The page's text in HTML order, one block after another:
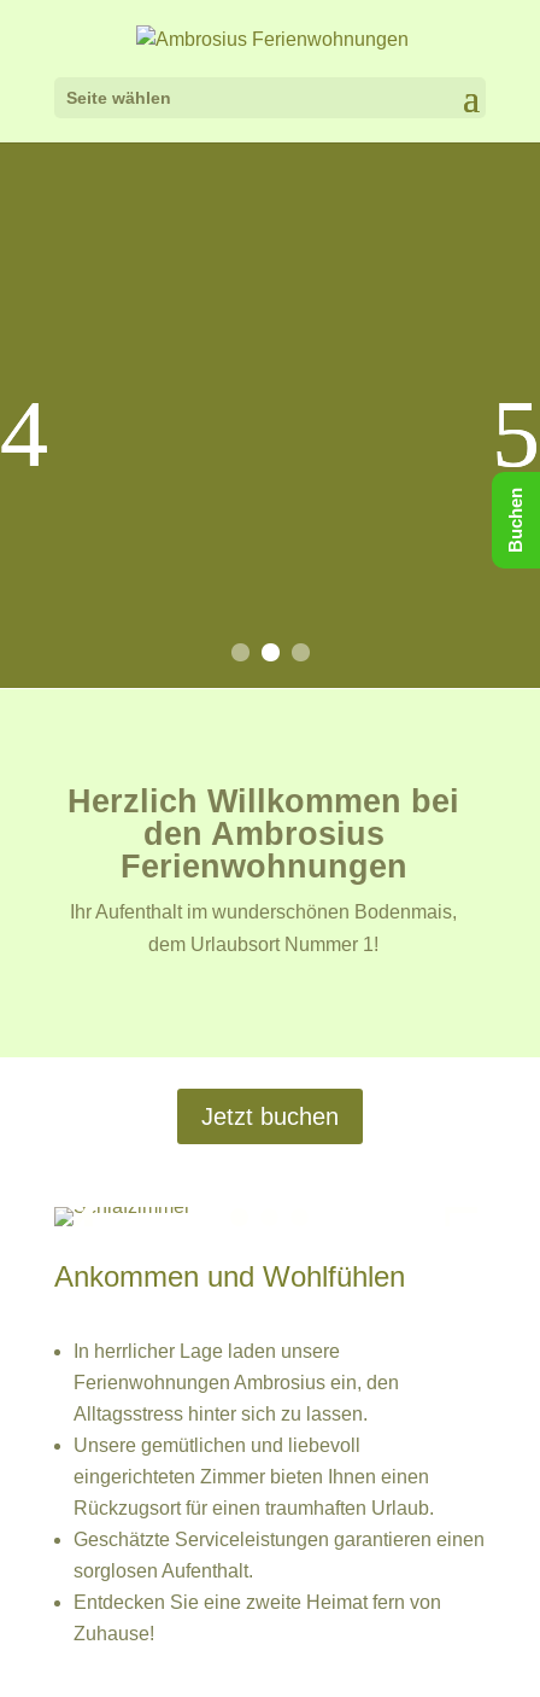
Seite wählen
Herzlich Willkommen bei
den Ambrosius
Ferienwohnungen
Ihr Aufenthalt im wunderschönen Bodenmais,
dem Urlaubsort Nummer 1!
Jetzt buchen
Ankommen und Wohlfühlen
In herrlicher Lage laden unsere
Ferienwohnungen Ambrosius ein, den
Alltagsstress hinter sich zu lassen.
Unsere gemütlichen und liebevoll
eingerichteten Zimmer bieten Ihnen einen
Rückzugsort für einen traumhaften Urlaub.
Geschätzte Serviceleistungen garantieren einen
sorglosen Aufenthalt.
Entdecken Sie eine zweite Heimat fern von
Zuhause!
Buchen